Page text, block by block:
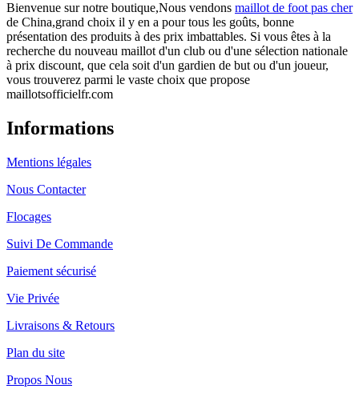
Bienvenue sur notre boutique,Nous vendons maillot de foot pas cher
de China,grand choix il y en a pour tous les goûts, bonne
présentation des produits à des prix imbattables. Si vous êtes à la
recherche du nouveau maillot d'un club ou d'une sélection nationale
à prix discount, que cela soit d'un gardien de but ou d'un joueur,
vous trouverez parmi le vaste choix que propose
maillotsofficielfr.com
Informations
Mentions légales
Nous Contacter
Flocages
Suivi De Commande
Paiement sécurisé
Vie Privée
Livraisons & Retours
Plan du site
Propos Nous